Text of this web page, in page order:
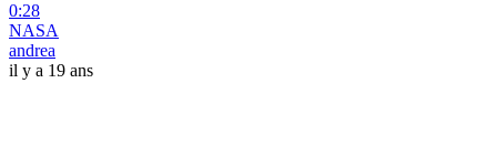
0:28
NASA
andrea
il y a 19 ans